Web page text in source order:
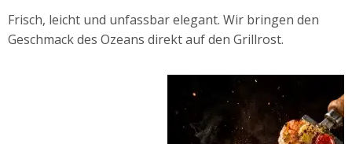
Frisch, leicht und unfassbar elegant. Wir bringen den
Geschmack des Ozeans direkt auf den Grillrost.